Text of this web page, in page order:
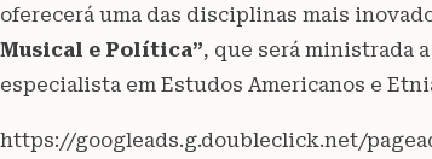
oferecerá uma das disciplinas mais
Musical e Política”, que será ministrada
especialista em Estudos Americanos e
https://googleads.g.doubleclick.net/